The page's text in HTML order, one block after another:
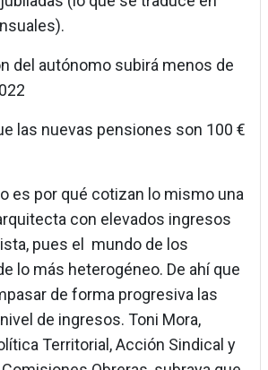
del autónomo subirá menos de
las nuevas pensiones son 100 €
es por qué cotizan lo mismo una
con elevados ingresos
pues el mundo de los
lo más heterogéneo. De ahí que
de forma progresiva las
de ingresos. Toni Mora,
Territorial, Acción Sindical y